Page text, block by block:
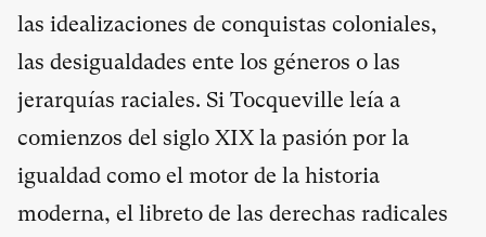
las idealizaciones de conquistas coloniales,
las desigualdades ente los géneros o las
jerarquías raciales. Si Tocqueville leía a
comienzos del siglo XIX la pasión por la
igualdad como el motor de la historia
moderna, el libreto de las derechas radicales